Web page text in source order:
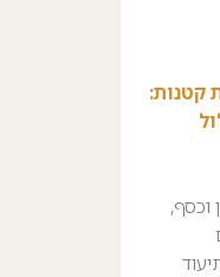
קטנות:
וכסף,